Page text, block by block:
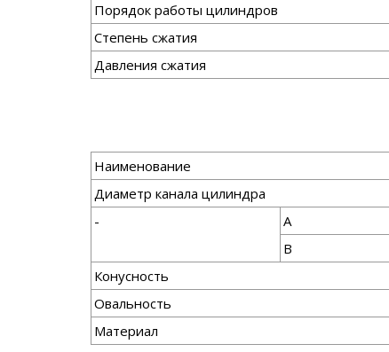
Порядок работы цилиндров
Степень сжатия
Давления сжатия
Наименование
Диаметр канала цилиндра
-
А
В
Конусность
Овальность
Материал